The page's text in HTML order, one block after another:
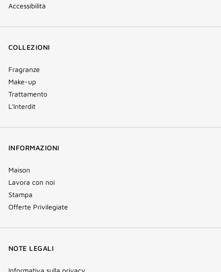
Accessibilità
COLLEZIONI
Fragranze
Make-up
Trattamento
L'Interdit
INFORMAZIONI
Maison
Lavora con noi
Stampa
Offerte Privilegiate
NOTE LEGALI
Informativa sulla privacy